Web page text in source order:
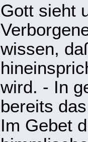
Gott sieht
wissen,
wird. - In
bereits
Im Gebet